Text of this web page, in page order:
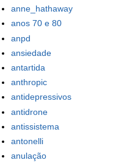
anne_hathaway
anos 70 e 80
anpd
ansiedade
antartida
anthropic
antidepressivos
antidrone
antissistema
antonelli
anulação